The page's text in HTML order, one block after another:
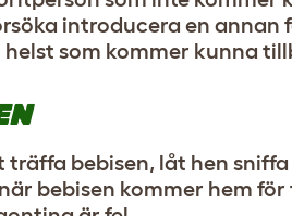
introducera en annan
helst som kommer kunna
bebisen, låt hen
bebisen kommer hem